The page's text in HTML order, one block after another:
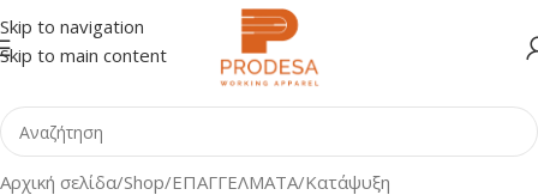
Skip to navigation
Skip to main content
Αρχική σελίδα Shop ΕΠΑΓΓΕΛΜΑΤΑ Κατάψυξη